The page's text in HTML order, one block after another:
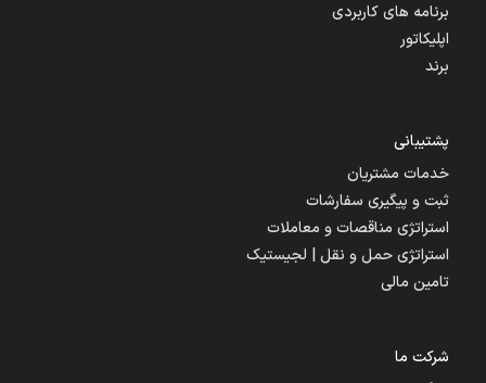
برنامه های کاربردی
اپلیکاتور
برند
پشتیبانی
خدمات مشتریان
ثبت و پیگیری سفارشات
استراتژی مناقصات و معاملات
استراتژی حمل و نقل | لجیستیک
تامین مالی
شرکت ما